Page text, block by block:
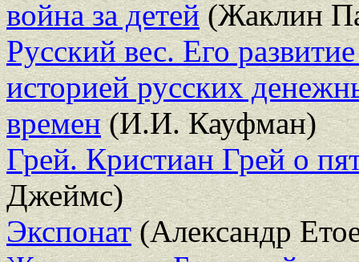
война за детей(Жаклин
Русский вес. Его
историей русских
времен(И.И. Кауфман)
Грей. Кристиан Грей о
Джеймс)
Экспонат(Александр